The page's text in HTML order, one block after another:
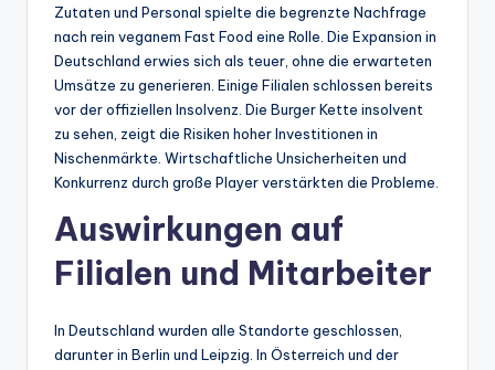
Zutaten und Personal spielte die begrenzte Nachfrage
nach rein veganem Fast Food eine Rolle. Die Expansion in
Deutschland erwies sich als teuer, ohne die erwarteten
Umsätze zu generieren. Einige Filialen schlossen bereits
vor der offiziellen Insolvenz. Die Burger Kette insolvent
zu sehen, zeigt die Risiken hoher Investitionen in
Nischenmärkte. Wirtschaftliche Unsicherheiten und
Konkurrenz durch große Player verstärkten die Probleme.
Auswirkungen auf
Filialen und Mitarbeiter
In Deutschland wurden alle Standorte geschlossen,
darunter in Berlin und Leipzig. In Österreich und der